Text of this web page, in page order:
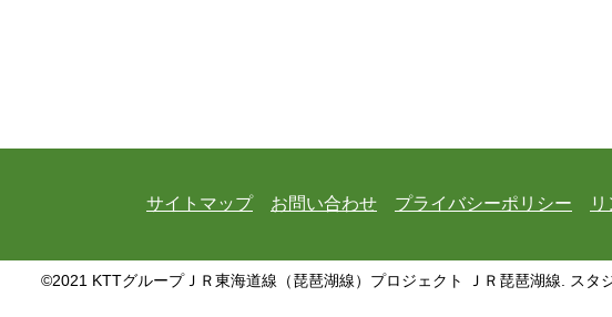
サイトマップ お問い合わせ プライバシーポリシー
©2021 KTTグループＪＲ東海道線（琵琶湖線）プロジェクト ＪＲ琵琶湖線. スタ